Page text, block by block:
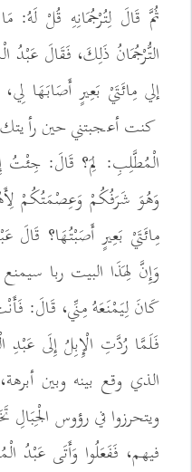
ثُمَّ قَالَ لِتُرْجُمَانِهِ قُلْ
التُّرْجُمَانُ ذَلِكَ، فَقَالَ عَبْدُ
إلي مِائَتَيْ بَعِيرٍ أَصَابَهَا
كنت أعجبتني حين
الْمُطَّلِبِ: لِمَ؟ قَالَ: جِئْتُ
وَهُوَ شَرَفُكُمْ وَعِصْمَتُكُمْ
مِائَتَيْ بَعِيرٍ أَصَبْتُهَا؟
وَإِنَّ لِهَذَا البيت ربا
كَانَ لِيَمْنَعَهُ مِنِّي، قَالَ:
فَلَمَّا رُدَّتِ الْإِبِلُ إِلَى عَبْدِ
الذي وقع بينه وبين
ويتحرزوا في رؤوس الْجِبَالِ
فيهم، فَفَعَلُوا وَأَتَى عَبْدُ